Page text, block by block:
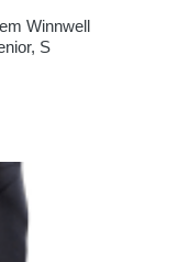
Winnwell
S